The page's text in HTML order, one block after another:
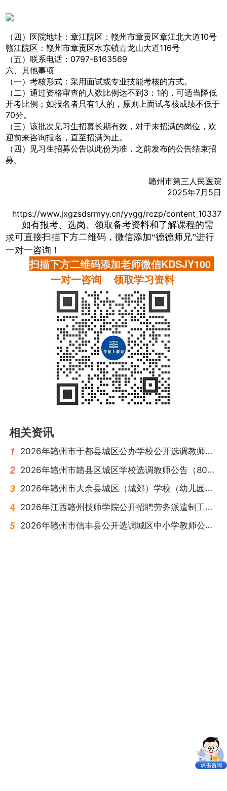
（四）医院地址：章江院区：赣州市章贡区章江北大道10号
赣江院区：赣州市章贡区水东镇青龙山大道116号
（五）联系电话：0797-8163569
六、其他事项
（一）考核形式：采用面试或专业技能考核的方式。
（二）通过资格审查的人数比例达不到3：1的，可适当降低
开考比例；如报名者只有1人的，原则上面试考核成绩不低于
70分。
（三）该批次见习生招募长期有效，对于未招满的岗位，欢
迎前来咨询报名，直至招满为止。
（四）见习生招募公告以此份为准，之前发布的公告结束招
募。
赣州市第三人民医院
2025年7月5日
https://www.jxgzsdsrmyy.cn/yygg/rczp/content_10337
如有报考、选岗、领取备考资料和了解课程的需
求可直接扫描下方二维码，微信添加“德德师兄”进行
一对一咨询！
扫描下方二维码添加老师微信KDSJY100
一对一咨询 领取学习资料
相关资讯
2026年赣州市于都县城区公办学校公开选调教师公告（196名）
2026年赣州市赣县区城区学校选调教师公告（80名）
2026年赣州市大余县城区（城郊）学校（幼儿园）公开选调教师公告（57名）
2026年江西赣州技师学院公开招聘劳务派遣制工作人员招聘公告（43名）
2026年赣州市信丰县公开选调城区中小学教师公告（267名）